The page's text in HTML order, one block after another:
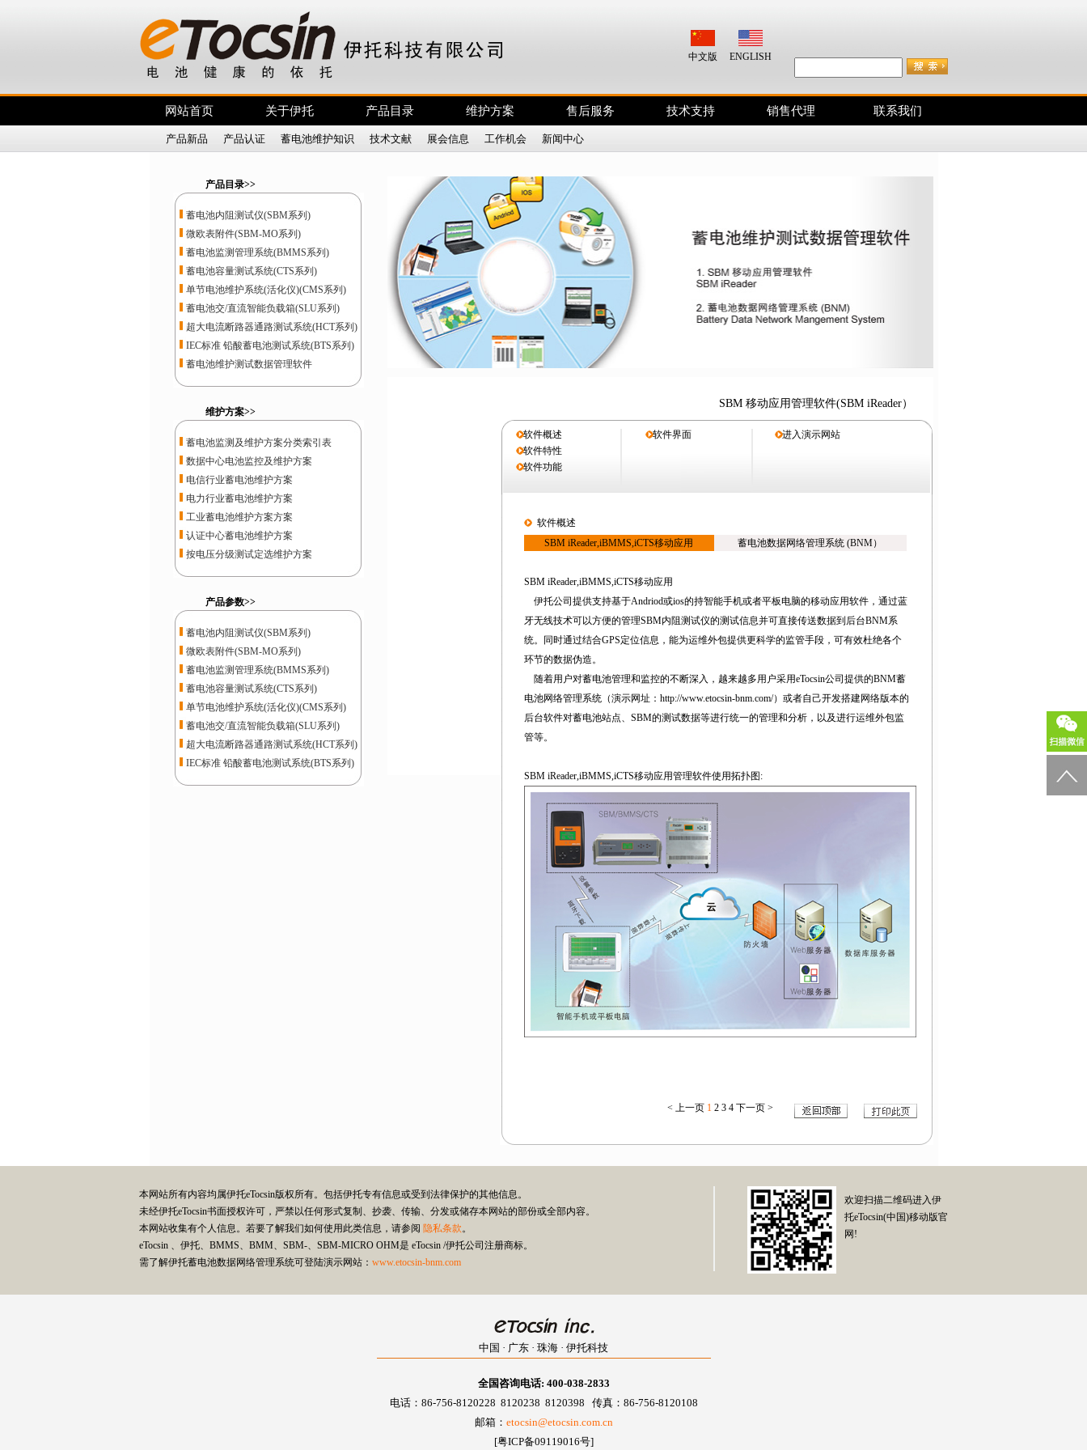
中文版 ENGLISH
网站首页 关于伊托 产品目录 维护方案 售后服务 技术支持 销售代理 联系我们
产品新品 产品认证 蓄电池维护知识 技术文献 展会信息 工作机会 新闻中心
产品目录>>
蓄电池内阻测试仪(SBM系列)
微欧表附件(SBM-MO系列)
蓄电池监测管理系统(BMMS系列)
蓄电池容量测试系统(CTS系列)
单节电池维护系统(活化仪)(CMS系列)
蓄电池交/直流智能负载箱(SLU系列)
超大电流断路器通路测试系统(HCT系列)
IEC标准 铅酸蓄电池测试系统(BTS系列)
蓄电池维护测试数据管理软件
维护方案>>
蓄电池监测及维护方案分类索引表
数据中心电池监控及维护方案
电信行业蓄电池维护方案
电力行业蓄电池维护方案
工业蓄电池维护方案方案
认证中心蓄电池维护方案
按电压分级测试定选维护方案
产品参数>>
蓄电池内阻测试仪(SBM系列)
微欧表附件(SBM-MO系列)
蓄电池监测管理系统(BMMS系列)
蓄电池容量测试系统(CTS系列)
单节电池维护系统(活化仪)(CMS系列)
蓄电池交/直流智能负载箱(SLU系列)
超大电流断路器通路测试系统(HCT系列)
IEC标准 铅酸蓄电池测试系统(BTS系列)
SBM 移动应用管理软件(SBM iReader）
软件概述 软件界面
进入演示网站
软件特性
软件功能
软件概述
SBM iReader,iBMMS,iCTS移动应用
蓄电池数据网络管理系统 (BNM）
SBM iReader,iBMMS,iCTS移动应用
伊托公司提供支持基于Andriod或ios的持智能手机或者平板电脑的移动应用软件，通过蓝
牙无线技术可以方便的管理SBM内阻测试仪的测试信息并可直接传送数据到后台BNM系
统。同时通过结合GPS定位信息，能为运维外包提供更科学的监管手段，可有效杜绝各个
环节的数据伪造。
随着用户对蓄电池管理和监控的不断深入，越来越多用户采用eTocsin公司提供的BNM蓄
电池网络管理系统（演示网址：http://www.etocsin-bnm.com/）或者自己开发搭建网络版本的
后台软件对蓄电池站点、SBM的测试数据等进行统一的管理和分析，以及进行运维外包监
管等。
SBM iReader,iBMMS,iCTS移动应用管理软件使用拓扑图 :
< 上一页 1 2 3 4 下一页>
本网站所有内容均属伊托eTocsin版权所有。包括伊托专有信息或受到法律保护的其他信息。
未经伊托eTocsin书面授权许可，严禁以任何形式复制、抄袭、传输、分发或储存本网站的部份或全部内容。
本网站收集有个人信息。若要了解我们如何使用此类信息，请参阅 隐私条款。
eTocsin 、伊托、BMMS、BMM、SBM-、SBM-MICRO OHM是 eTocsin /伊托公司注册商标。
需了解伊托蓄电池数据网络管理系统可登陆演示网站： www.etocsin-bnm.com
欢迎扫描二维码进入伊
托eTocsin(中国)移动版官
网!
中国 · 广东 · 珠海 · 伊托科技
全国咨询电话: 400-038-2833
电话：86-756-8120228 8120238 8120398 传真：86-756-8120108
邮箱： etocsin@etocsin.com.cn
[粤ICP备09119016号]